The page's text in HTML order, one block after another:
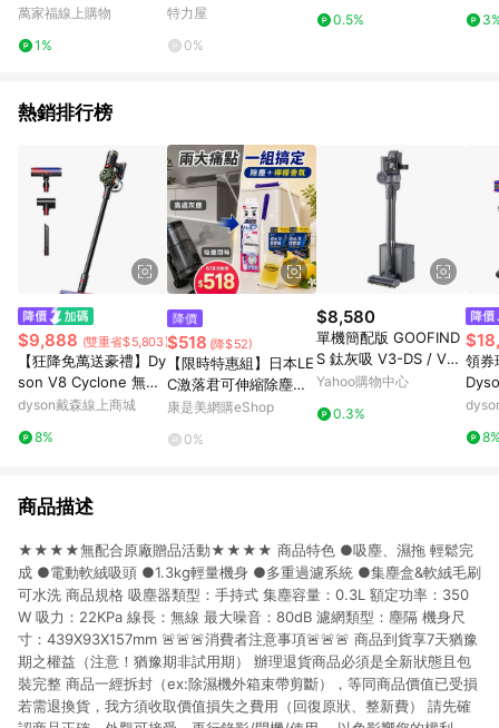
藍色
萬家福線上購物
1%
明專利 智慧氣旋無線吸
拆卸電池 超強吸力珍珠
特力屋
0%
0.5%
熱銷排行榜
$9,888 (雙重省$5,803)
【狂降免萬送豪禮】Dy
son V8 Cyclone 無線
吸塵器
dyson戴森線上商城
8%
降價
$518 (降$52)
【限時特惠組】日本LE
C激落君可伸縮除塵器
附收納盒+韓國LIVING
香香豆-檸檬(10gX3包)
康是美網購eShop
0%
$8,580
單機簡配版 GOOFIND
S 鈦灰吸 V3-DS / V3D
S 自動集塵寵物吸塵器
Yahoo購物中心
0.3%
領券
商品描述
★★★★無配合原廠贈品活動★★★★ 商品特色 ●吸塵、濕拖 輕鬆完
成 ●電動軟絨吸頭 ●1.3kg輕量機身 ●多重過濾系統 ●集塵盒&軟絨毛刷
可水洗 商品規格 吸塵器類型：手持式 集塵容量：0.3L 額定功率：350
W 吸力：22KPa 線長：無線 最大噪音：80dB 濾網類型：塵隔 機身尺
寸：439X93X157mm 🚨🚨🚨消費者注意事項🚨🚨🚨 商品到貨享7天猶豫
期之權益（注意！猶豫期非試用期） 辦理退貨商品必須是全新狀態且包
裝完整 商品一經拆封（ex:除濕機外箱束帶剪斷），等同商品價值已受損
若需退換貨，我方須收取價值損失之費用（回復原狀、整新費） 請先確